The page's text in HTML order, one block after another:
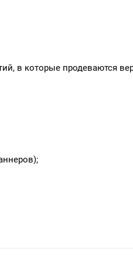
в которые продеваются